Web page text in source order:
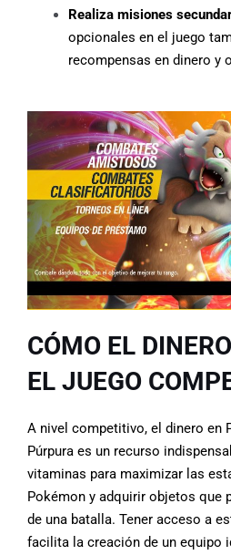
Realiza misiones
opcionales en el juego
recompensas en dinero y
CÓMO EL
EL JUEGO
A nivel competitivo, el dinero en
Púrpura es un recurso
vitaminas para maximizar las
Pokémon y adquirir objetos que
de una batalla. Tener acceso a
facilita la creación de un equipo